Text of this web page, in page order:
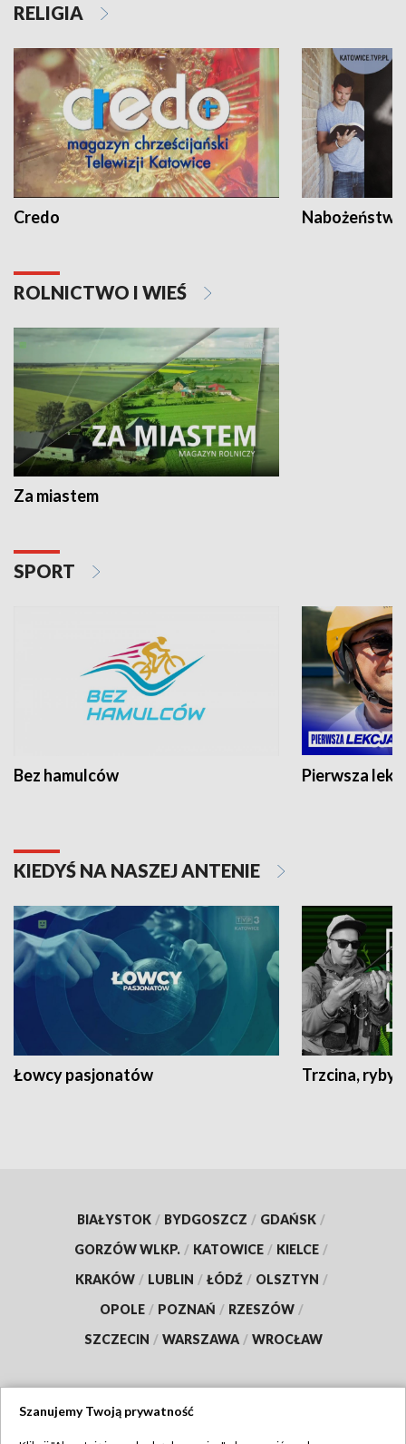
RELIGIA
Credo
ROLNICTWO I WIEŚ
Za miastem
SPORT
Bez hamulców Pierwsza
KIEDYŚ NA NASZEJ ANTENIE
Łowcy pasjonatów Trzcina, ryby
BIAŁYSTOK / BYDGOSZCZ / GDAŃSK /
GORZÓW WLKP. / KATOWICE / KIELCE /
KRAKÓW / LUBLIN / ŁÓDŹ / OLSZTYN /
OPOLE / POZNAŃ / RZESZÓW /
SZCZECIN / WARSZAWA / WROCŁAW
Szanujemy Twoją prywatność